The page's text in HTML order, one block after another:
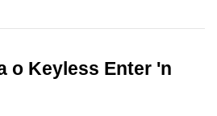
o Keyless Enter 'n